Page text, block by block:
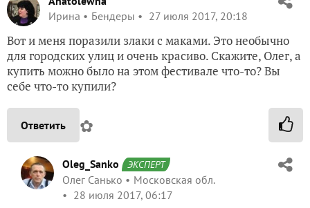
Ирина
Бендеры 27 июля 2017, 20:18
Вот и меня поразили злаки с маками. Это необычно
для городских улиц и очень красиво. Скажите, Олег, а
купить можно было на этом фестивале что-то? Вы
себе что-то купили?
Ответить ✿
Oleg_Sanko ЭКСПЕРТ
Олег Санько
Московская обл.
28 июля 2017, 06:17